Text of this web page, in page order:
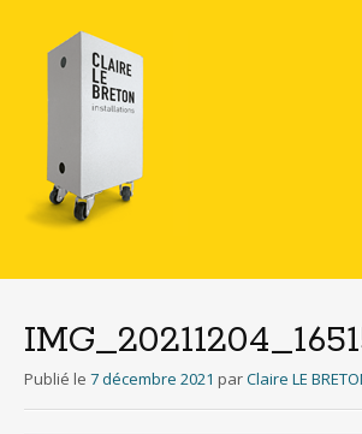
principal
Publié le 7 décembre 2021 parClaire LE